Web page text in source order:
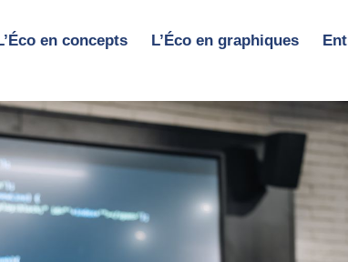
en concepts L’Éco en graphiques